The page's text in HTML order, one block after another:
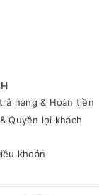
hàng & Hoàn tiền
Quyền lợi khách
khoản